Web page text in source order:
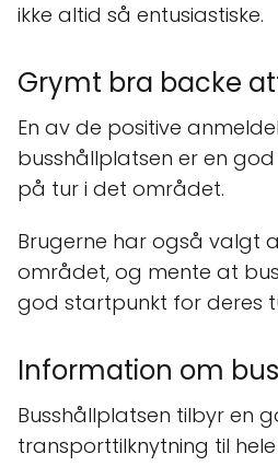
ikke altid så entusiastiske.
Grymt bra backe
En av de positive
busshållplatsen er en
på tur i det området.
Brugerne har også valgt
området, og mente at
god startpunkt for deres
Information om
Busshållplatsen tilbyr en
transporttilknytning til